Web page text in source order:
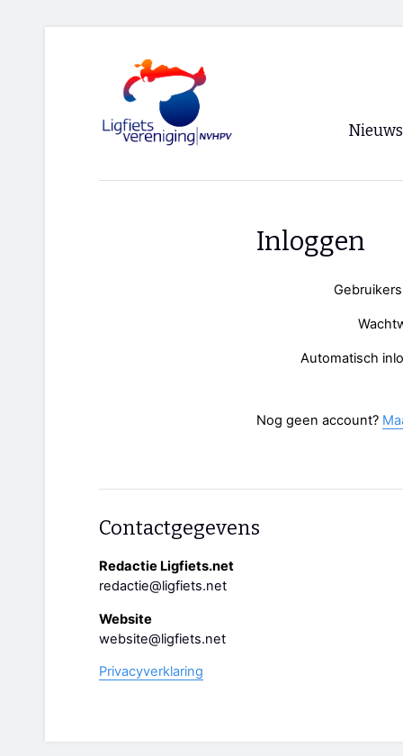
Nieuws
Inloggen
Automatisch
Nog geen account?
Contactgegevens
Redactie Ligfiets.net
redactie@ligfiets.net
Website
website@ligfiets.net
Privacyverklaring